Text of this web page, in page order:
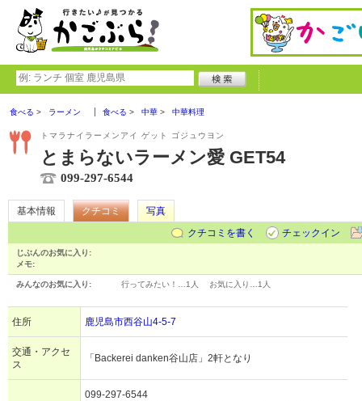
食べる ラーメン 食べる 中華 中華料理
トマラナイラーメンアイ ゲット ゴジュウヨン
とまらないラーメン愛 GET54
099-297-6544
基本情報 クチコミ
写真
クチコミを書く
チェックイン
じぶんのお気に入り:
メモ:
みんなのお気に入り: 行ってみたい！… 1人 お気に入り… 1人
住所 鹿児島市西谷山4‐5‐7
交通・アクセ
ス
「Backerei danken谷山店」2軒となり
099-297-6544